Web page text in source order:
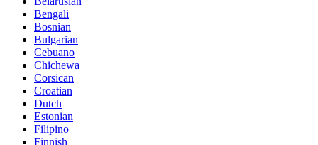
Bengali
Bosnian
Bulgarian
Cebuano
Chichewa
Corsican
Croatian
Dutch
Estonian
Filipino
Finnish